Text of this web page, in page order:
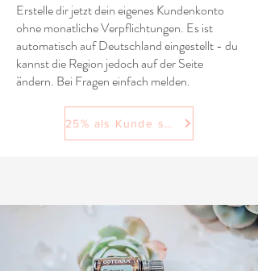
Erstelle dir jetzt dein eigenes Kundenkonto
ohne monatliche Verpflichtungen. Es ist
automatisch auf Deutschland eingestellt - du
kannst die Region jedoch auf der Seite
ändern. Bei Fragen einfach melden.
25% als Kunde sparen